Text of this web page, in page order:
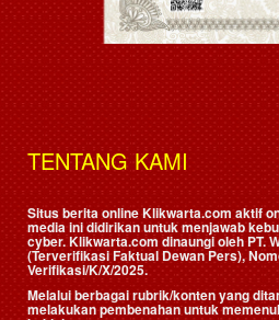
TENTANG KAMI
Situs berita online Klikwarta.com aktif
media ini didirikan untuk menjawab
cyber. Klikwarta.com dinaungi oleh PT.
(Terverifikasi Faktual Dewan Pers),
Verifikasi/K/X/2025.
Melalui berbagai rubrik/konten yang
melakukan pembenahan untuk